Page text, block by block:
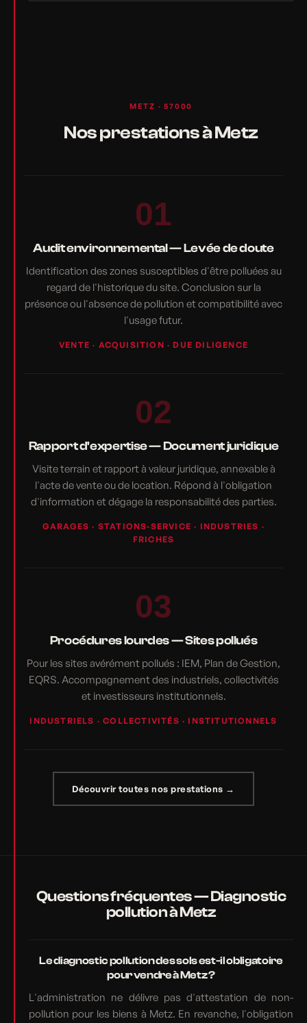
METZ · 57000
Nos prestations à Metz
01
Audit environnemental — Levée de doute
Identification des zones susceptibles d'être polluées au
regard de l'historique du site. Conclusion sur la
présence ou l'absence de pollution et compatibilité avec
l'usage futur.
VENTE · ACQUISITION · DUE DILIGENCE
02
Rapport d'expertise — Document juridique
Visite terrain et rapport à valeur juridique, annexable à
l'acte de vente ou de location. Répond à l'obligation
d'information et dégage la responsabilité des parties.
GARAGES · STATIONS-SERVICE · INDUSTRIES ·
FRICHES
03
Procédures lourdes — Sites pollués
Pour les sites avérément pollués : IEM, Plan de Gestion,
EQRS. Accompagnement des industriels, collectivités
et investisseurs institutionnels.
INDUSTRIELS · COLLECTIVITÉS · INSTITUTIONNELS
Découvrir toutes nos prestations →
Questions fréquentes — Diagnostic
pollution à Metz
Le diagnostic pollution des sols est-il obligatoire
pour vendre à Metz ?
L'administration ne délivre pas d'attestation de non-
pollution pour les biens à Metz. En revanche, l'obligation